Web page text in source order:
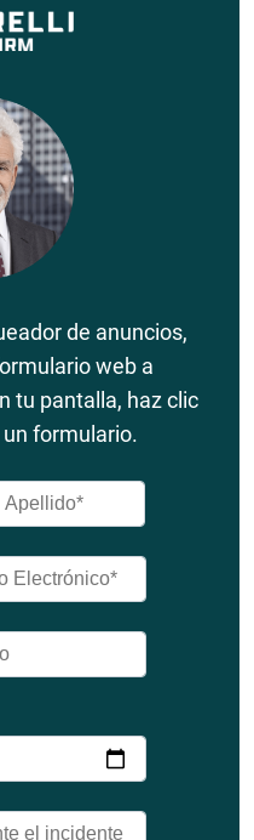
de anuncios,
web a
tu pantalla, haz clic
formulario.